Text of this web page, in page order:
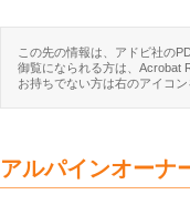
この先の情報は、アドビ社の
御覧になられる方は、Acrobat
お持ちでない方は右のアイコ
アルパインオーナ